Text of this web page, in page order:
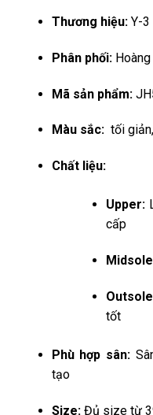
Thương hiệu:Y-3
Phân phối:
Mã sản phẩm:
Màu sắc:tối giản,
Chất liệu:
Upper:
cấp
tốt
Phù hợp sân:
tạo
Size:Đủ size từ